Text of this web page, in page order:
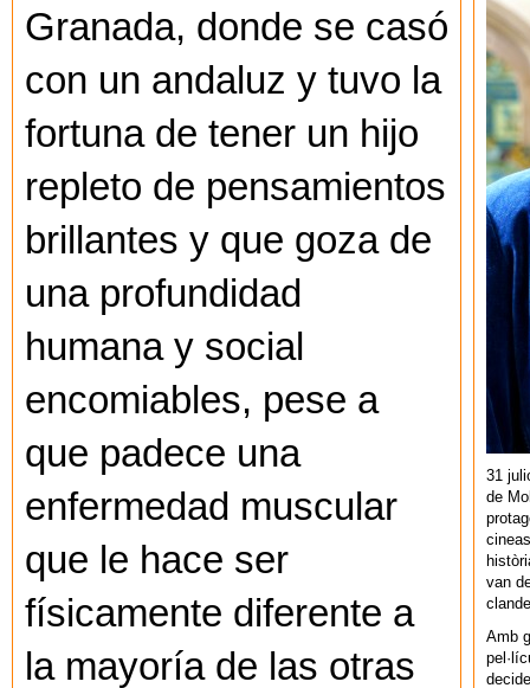
Granada, donde se casó
con un andaluz y tuvo la
fortuna de tener un hijo
repleto de pensamientos
brillantes y que goza de
una profundidad
humana y social
encomiables, pese a
que padece una
enfermedad muscular
que le hace ser
físicamente diferente a
la mayoría de las otras
31
de
van
Amb